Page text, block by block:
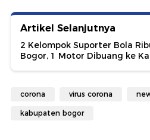
Artikel Selanjutnya
2 Kelompok Suporter Bola
Bogor, 1 Motor Dibuang ke
corona virus corona
kabupaten bogor